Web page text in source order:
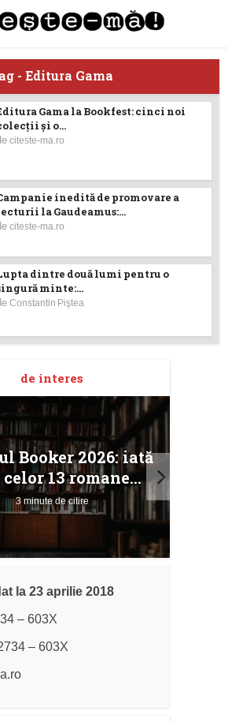
- Editura Gama
Gama la Bookfest: cinci noi
și o...
citeste-ma.ro
inedită de promovare a
la Gaudeamus:...
citeste-ma.ro
dintre două lumi pentru o
minte:...
Constantin Piştea
de interes
Booker 2026: iată
13 romane...
3 minute de citire
la 23 aprilie 2018
– 603X
– 603X